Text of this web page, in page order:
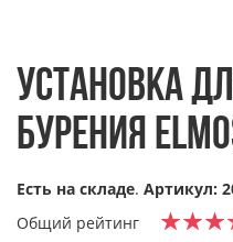
УСТАНОВКА
БУРЕНИЯ
Есть на складе. Артикул:
Общий рейтинг